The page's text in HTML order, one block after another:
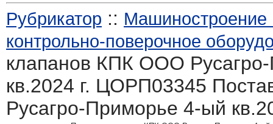
Рубрикатор :: Машиностроение
контрольно-поверочное
клапанов КПК ООО
кв.2024 г. ЦОРП03345
Русагро-Приморье 4-ый